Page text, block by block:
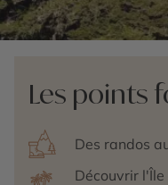
Les points
Des randos
Découvrir l'Île